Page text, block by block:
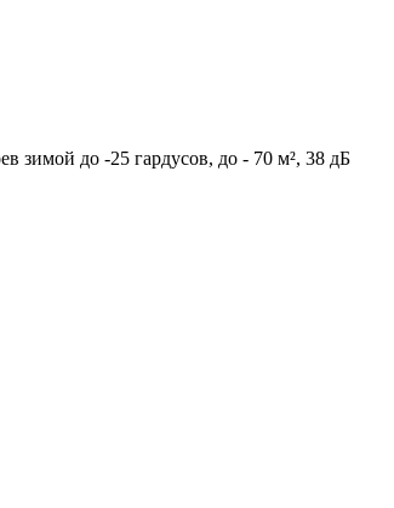
зимой до -25 гардусов, до - 70 м², 38 дБ